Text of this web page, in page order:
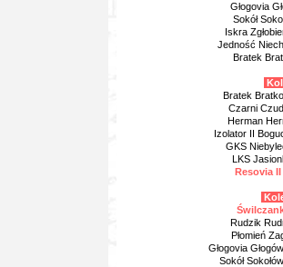
Głogovia
Sokół
Iskra
Jedność
Bratek
Bratek
Czarni
Herman
Izolator II
GKS
LKS
Resovia
Rudzik
Płomień
Głogovia
Sokół